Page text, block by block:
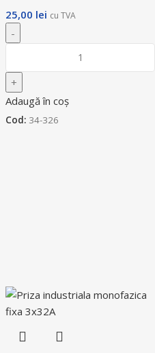
25,00 lei cu TVA
Adaugă în coș
Cod: 34-326